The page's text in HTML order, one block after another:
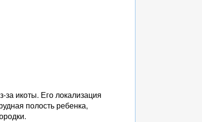
за икоты. Его локализация
полость ребенка,